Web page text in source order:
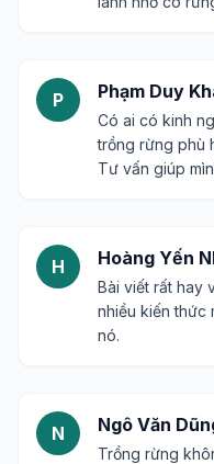
P Phạm Duy
Có ai có kinh
trồng rừng phù
Tư vấn giúp
H Hoàng Yến
Bài viết rất hay
nhiều kiến thức
nó.
N Ngô Văn
Trồng rừng